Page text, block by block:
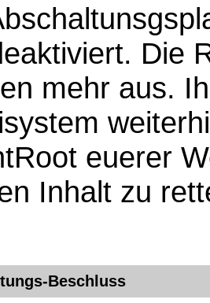
Die
mehr aus.
euerer
Inhalt zu
Beschluss